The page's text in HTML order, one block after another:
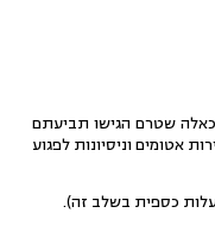
כאלה שטרם הגישו תביעתם
אטומים וניסיונות לפגוע
כספית בשלב זה).